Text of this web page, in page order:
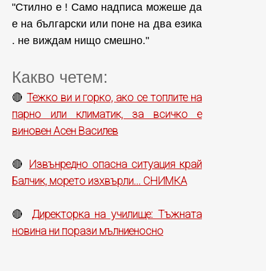
"Стилно е ! Само надписа можеше да
е на български или поне на два езика
. не виждам нищо смешно."
Какво четем:
🔴 Тежко ви и горко, ако се топлите на
парно или климатик, за всичко е
виновен Асен Василев
🔴 Извънредно опасна ситуация край
Балчик, морето изхвърли... СНИМКА
🔴 Директорка на училище: Тъжната
новина ни порази мълниеносно